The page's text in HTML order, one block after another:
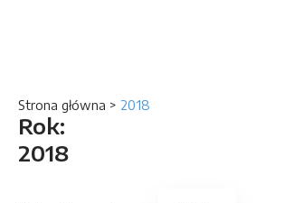
Strona główna > 2018
Rok:
2018